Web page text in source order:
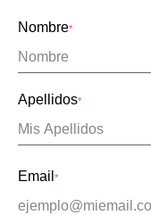
Nombre*
Apellidos*
Email *